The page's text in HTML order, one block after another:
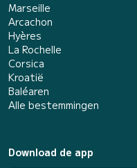
Marseille
Arcachon
Hyères
La Rochelle
Corsica
Kroatië
Baléaren
Alle bestemmingen
Download de app